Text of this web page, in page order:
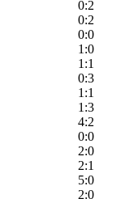
0:2
0:2
0:0
1:0
1:1
0:3
1:1
1:3
4:2
0:0
2:0
2:1
5:0
2:0